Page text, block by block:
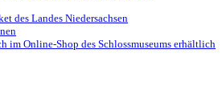
des Landes Niedersachsen
im Online-Shop des Schlossmuseums erhältlich